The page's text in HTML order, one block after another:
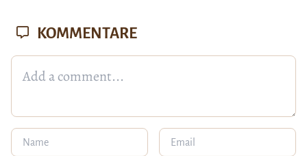
KOMMENTARE